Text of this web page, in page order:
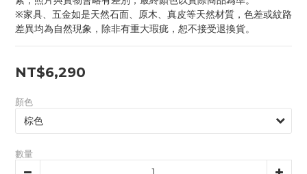
※家具、五金如是天然石面、原木、真皮等天然材質，色差或紋路
差異均為自然現象，除非有重大瑕疵，恕不接受退換貨。
NT$6,290
顏色
數量